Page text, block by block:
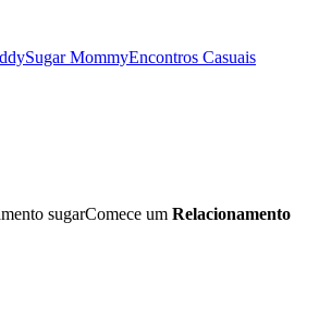
Sugar MommyEncontros Casuais
sugarComece um Relacionamento